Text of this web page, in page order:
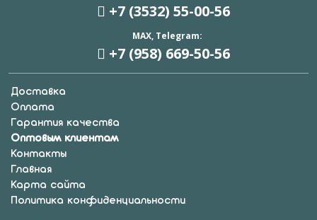
+7 (3532) 55-00-56
MAX, Telegram:
+7 (958) 669-50-56
Доставка
Оплата
Гарантия качества
Оптовым клиентам
Контакты
Главная
Карта сайта
Политика конфиденциальности